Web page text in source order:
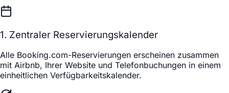
1. Zentraler Reservierungskalender
Alle Booking.com-Reservierungen erscheinen zusammen
mit Airbnb, Ihrer Website und Telefonbuchungen in einem
einheitlichen Verfügbarkeitskalender.